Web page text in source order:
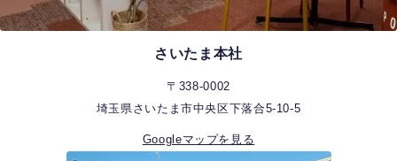
さいたま本社
〒338-0002
埼玉県さいたま市中央区下落合5-10-5
Googleマップを見る